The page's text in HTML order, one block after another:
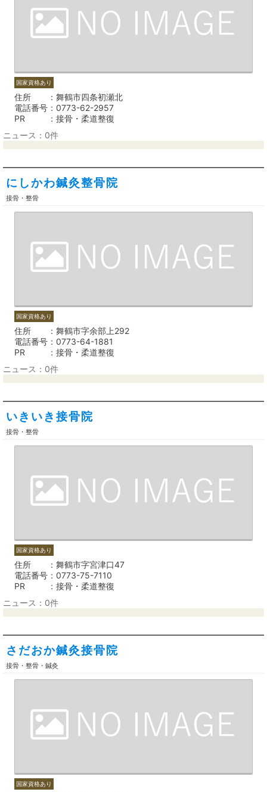
国家資格あり
住所
舞鶴市四条初瀬北
電話番号
0773-62-2957
PR
接骨・柔道整復
ニュース：0件
にしかわ鍼灸整骨院
接骨・整骨
国家資格あり
住所
舞鶴市字余部上292
電話番号
0773-64-1881
PR
接骨・柔道整復
ニュース：0件
いきいき接骨院
接骨・整骨
国家資格あり
住所
舞鶴市字宮津口47
電話番号
0773-75-7110
PR
接骨・柔道整復
ニュース：0件
さだおか鍼灸接骨院
接骨・整骨・鍼灸
国家資格あり